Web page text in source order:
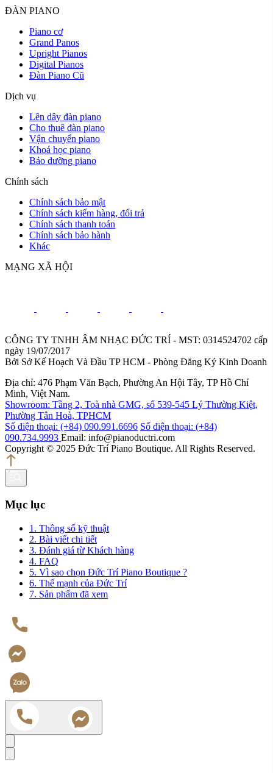
ĐÀN PIANO
Piano cơ
Grand Panos
Upright Pianos
Digital Pianos
Đàn Piano Cũ
Dịch vụ
Lên dây đàn piano
Cho thuê đàn piano
Vận chuyển piano
Khoá học piano
Bảo dưỡng piano
Chính sách
Chính sách bảo mật
Chính sách kiểm hàng, đổi trả
Chính sách thanh toán
Chính sách bảo hành
Khác
MẠNG XÃ HỘI
CÔNG TY TNHH ÂM NHẠC ĐỨC TRÍ - MST: 0314524702 cấp
ngày 19/07/2017
Bởi Sở Kế Hoạch Và Đầu TP HCM - Phòng Đăng Ký Kinh Doanh
Địa chỉ: 476 Phạm Văn Bạch, Phường An Hội Tây, TP Hồ Chí
Minh, Việt Nam.
Showroom: Tầng 2, Toà nhà GMG, số 539-545 Lý Thường Kiệt,
Phường Tân Hoà, TPHCM
Số điện thoại: (+84) 090.991.6696 Số điện thoại: (+84)
090.734.9993 Email: info@pianoductri.com
Copyright © 2025 Đức Trí Piano Boutique. All Rights Reserved.
Mục lục
1. Thông số kỹ thuật
2. Bài viết chi tiết
3. Đánh giá từ Khách hàng
4. FAQ
5. Vì sao chọn Đức Trí Piano Boutique ?
6. Thế mạnh của Đức Trí
7. Sản phẩm đã xem